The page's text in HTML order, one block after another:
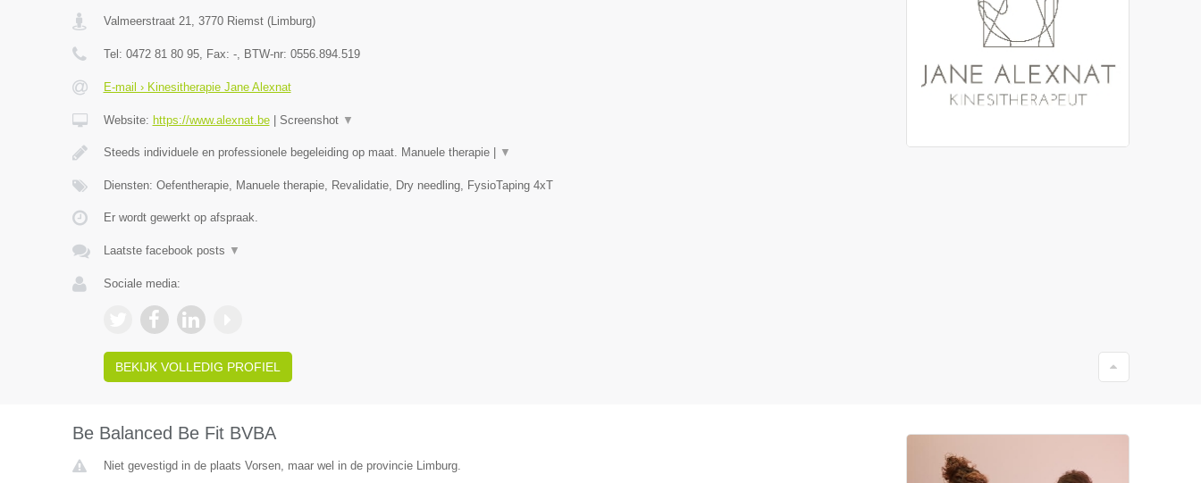
Valmeerstraat 21, 3770 Riemst(Limburg)
Tel: 0472 81 80 95, Fax: -, BTW-nr: 0556.894.519
E-mail › Kinesitherapie Jane Alexnat
Website: https://www.alexnat.be| Screenshot ▼
Steeds individuele en professionele begeleiding op maat. Manuele therapie | ▼
Diensten: Oefentherapie, Manuele therapie, Revalidatie, Dry needling, FysioTaping 4xT
Er wordt gewerkt op afspraak.
Laatste facebook posts ▼
Sociale media:
BEKIJK VOLLEDIG PROFIEL
Be Balanced Be Fit BVBA
Niet gevestigd in de plaats Vorsen, maar wel in de provincie Limburg.